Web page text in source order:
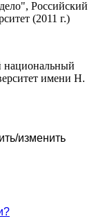
Российский
(2011 г.)
национальный
имени Н.
изменить